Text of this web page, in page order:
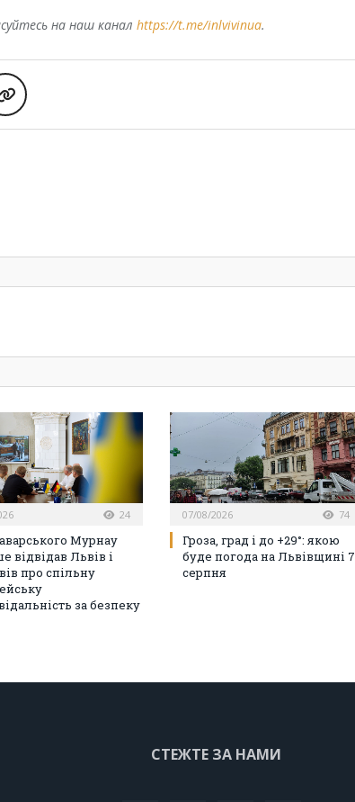
на наш каналhttps://t.me/inlvivinua.
24
Мурнау
відвідав Львів і
про спільну
за безпеку
07/08/2026 74
Гроза, град і до +29°: якою
буде погода на Львівщині 7
серпня
СТЕЖТЕ ЗА НАМИ